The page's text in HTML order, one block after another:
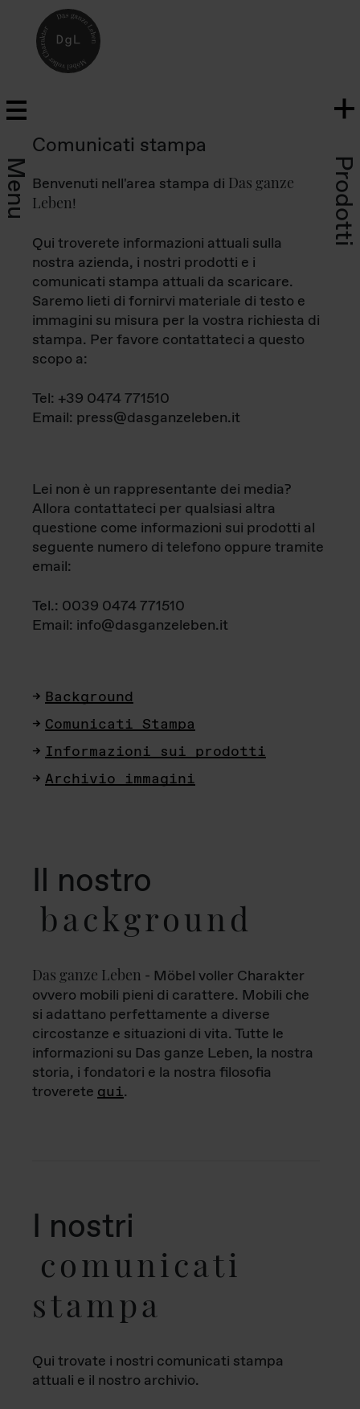
Menu Prodotti
Comunicati stampa
Benvenuti nell'area stampa di Das ganze
Leben!
Qui troverete informazioni attuali sulla
nostra azienda, i nostri prodotti e i
comunicati stampa attuali da scaricare.
Saremo lieti di fornirvi materiale di testo e
immagini su misura per la vostra richiesta di
stampa. Per favore contattateci a questo
scopo a:
Tel: +39 0474 771510
Email: press@dasganzeleben.it
Lei non è un rappresentante dei media?
Allora contattateci per qualsiasi altra
questione come informazioni sui prodotti al
seguente numero di telefono oppure tramite
email:
Tel.: 0039 0474 771510
Email: info@dasganzeleben.it
Background
Comunicati Stampa
Informazioni sui prodotti
Archivio immagini
Il nostro
background
Das ganze Leben - Möbel voller Charakter
ovvero mobili pieni di carattere. Mobili che
si adattano perfettamente a diverse
circostanze e situazioni di vita. Tutte le
informazioni su Das ganze Leben, la nostra
storia, i fondatori e la nostra filosofia
troverete qui.
I nostri
comunicati
stampa
Qui trovate i nostri comunicati stampa
attuali e il nostro archivio.